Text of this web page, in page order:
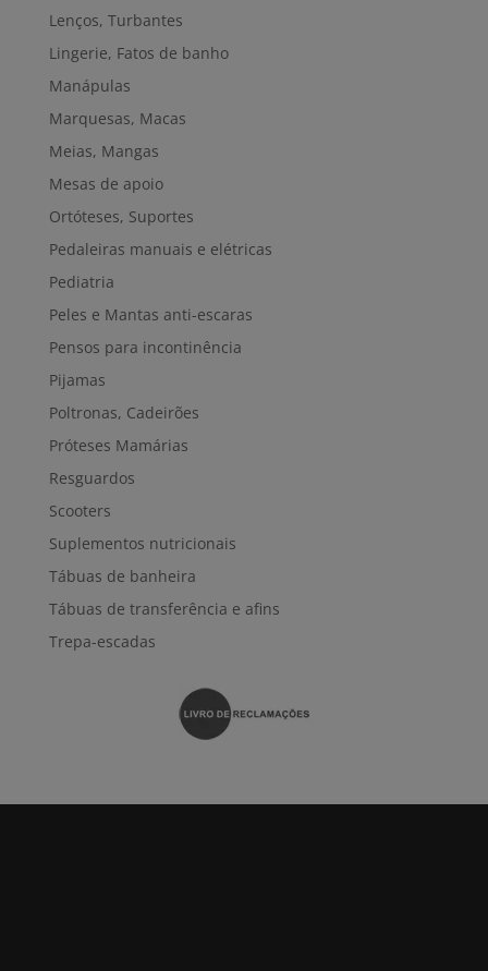
Lenços, Turbantes
Lingerie, Fatos de banho
Manápulas
Marquesas, Macas
Meias, Mangas
Mesas de apoio
Ortóteses, Suportes
Pedaleiras manuais e elétricas
Pediatria
Peles e Mantas anti-escaras
Pensos para incontinência
Pijamas
Poltronas, Cadeirões
Próteses Mamárias
Resguardos
Scooters
Suplementos nutricionais
Tábuas de banheira
Tábuas de transferência e afins
Trepa-escadas